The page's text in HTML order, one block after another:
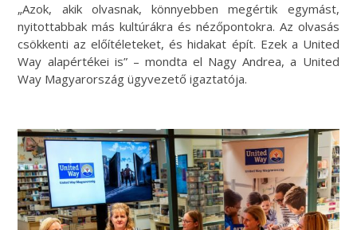
„Azok, akik olvasnak, könnyebben megértik egymást,
nyitottabbak más kultúrákra és nézőpontokra. Az olvasás
csökkenti az előítéleteket, és hidakat épít. Ezek a United
Way alapértékei is” – mondta el Nagy Andrea, a United
Way Magyarország ügyvezető igaztatója.